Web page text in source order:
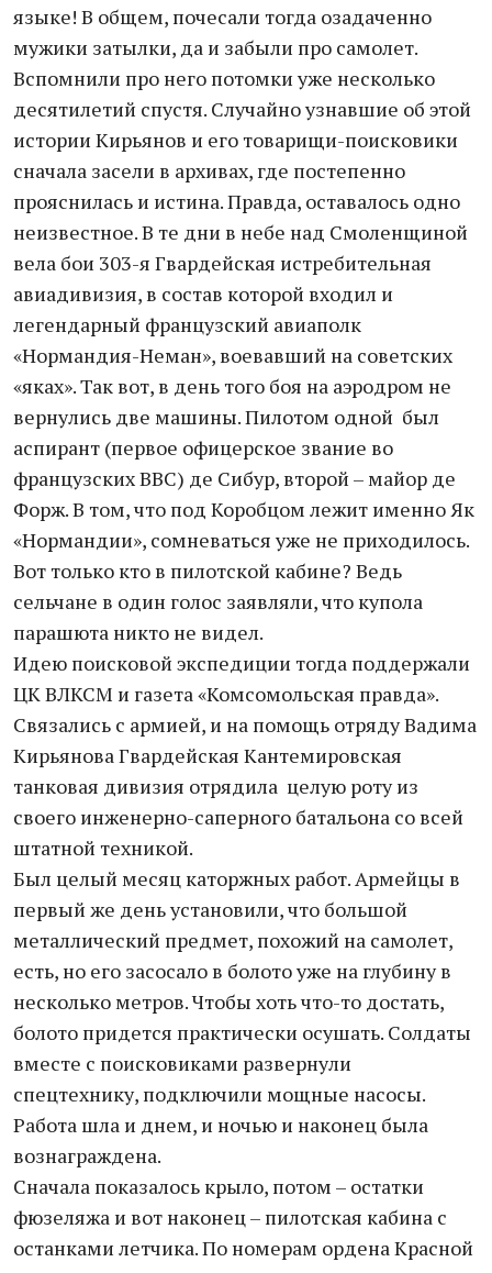
языке! В общем, почесали тогда озадаченно
мужики затылки, да и забыли про самолет.
Вспомнили про него потомки уже несколько
десятилетий спустя. Случайно узнавшие об этой
истории Кирьянов и его товарищи-поисковики
сначала засели в архивах, где постепенно
прояснилась и истина. Правда, оставалось одно
неизвестное. В те дни в небе над Смоленщиной
вела бои 303-я Гвардейская истребительная
авиадивизия, в состав которой входил и
легендарный французский авиаполк
«Нормандия-Неман», воевавший на советских
«яках». Так вот, в день того боя на аэродром не
вернулись две машины. Пилотом одной был
аспирант (первое офицерское звание во
французских ВВС) де Сибур, второй – майор де
Форж. В том, что под Коробцом лежит именно Як
«Нормандии», сомневаться уже не приходилось.
Вот только кто в пилотской кабине? Ведь
сельчане в один голос заявляли, что купола
парашюта никто не видел.
Идею поисковой экспедиции тогда поддержали
ЦК ВЛКСМ и газета «Комсомольская правда».
Связались с армией, и на помощь отряду Вадима
Кирьянова Гвардейская Кантемировская
танковая дивизия отрядила целую роту из
своего инженерно-саперного батальона со всей
штатной техникой.
Был целый месяц каторжных работ. Армейцы в
первый же день установили, что большой
металлический предмет, похожий на самолет,
есть, но его засосало в болото уже на глубину в
несколько метров. Чтобы хоть что-то достать,
болото придется практически осушать. Солдаты
вместе с поисковиками развернули
спецтехнику, подключили мощные насосы.
Работа шла и днем, и ночью и наконец была
вознаграждена.
Сначала показалось крыло, потом – остатки
фюзеляжа и вот наконец – пилотская кабина с
останками летчика. По номерам ордена Красной